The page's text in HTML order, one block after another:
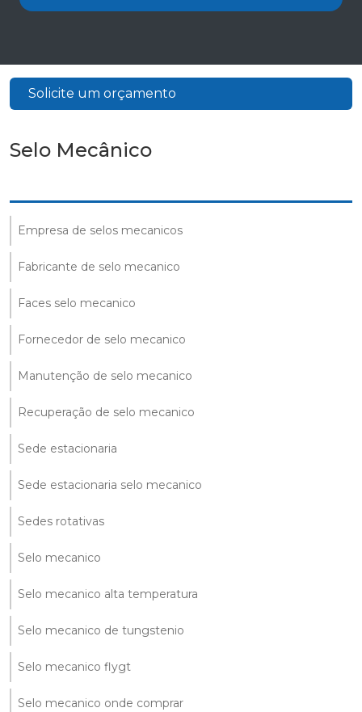
Solicite um orçamento
Selo Mecânico
Empresa de selos mecanicos
Fabricante de selo mecanico
Faces selo mecanico
Fornecedor de selo mecanico
Manutenção de selo mecanico
Recuperação de selo mecanico
Sede estacionaria
Sede estacionaria selo mecanico
Sedes rotativas
Selo mecanico
Selo mecanico alta temperatura
Selo mecanico de tungstenio
Selo mecanico flygt
Selo mecanico onde comprar